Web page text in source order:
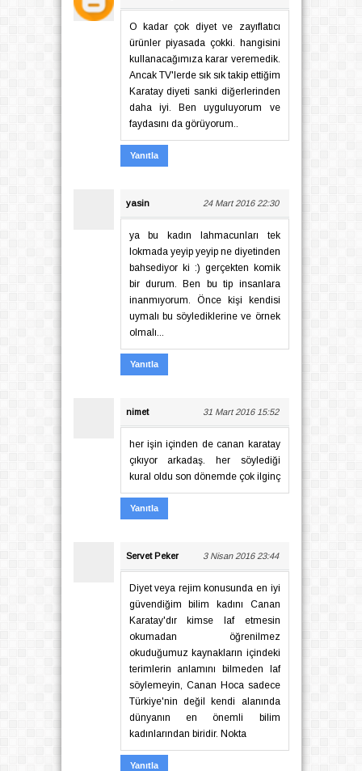
O kadar çok diyet ve zayıflatıcı
ürünler piyasada çokki. hangisini
kullanacağımıza karar veremedik.
Ancak TV'lerde sık sık takip ettiğim
Karatay diyeti sanki diğerlerinden
daha iyi. Ben uyguluyorum ve
faydasını da görüyorum..
Yanıtla
yasin 24 Mart 2016 22:30
ya bu kadın lahmacunları tek
lokmada yeyip yeyip ne diyetinden
bahsediyor ki :) gerçekten komik
bir durum. Ben bu tip insanlara
inanmıyorum. Önce kişi kendisi
uymalı bu söylediklerine ve örnek
olmalı...
Yanıtla
nimet 31 Mart 2016 15:52
her işin içinden de canan karatay
çıkıyor arkadaş. her söylediği
kural oldu son dönemde çok ilginç
Yanıtla
Servet Peker 3 Nisan 2016 23:44
Diyet veya rejim konusunda en iyi
güvendiğim bilim kadını Canan
Karatay'dır kimse laf etmesin
okumadan öğrenilmez
okuduğumuz kaynakların içindeki
terimlerin anlamını bilmeden laf
söylemeyin, Canan Hoca sadece
Türkiye'nin değil kendi alanında
dünyanın en önemli bilim
kadınlarından biridir. Nokta
Yanıtla